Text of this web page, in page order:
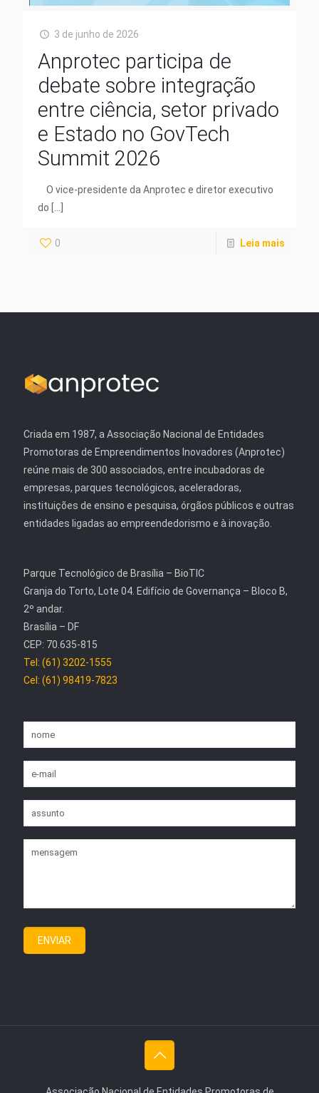
3 de junho de 2026
Anprotec participa de
debate sobre integração
entre ciência, setor privado
e Estado no GovTech
Summit 2026
O vice-presidente da Anprotec e diretor executivo
do
0 Leia mais
Criada em 1987, a Associação Nacional de Entidades
Promotoras de Empreendimentos Inovadores (Anprotec)
reúne mais de 300 associados, entre incubadoras de
empresas, parques tecnológicos, aceleradoras,
instituições de ensino e pesquisa, órgãos públicos e outras
entidades ligadas ao empreendedorismo e à inovação.
Parque Tecnológico de Brasília – BioTIC
Granja do Torto, Lote 04. Edifício de Governança – Bloco B,
2º andar.
Brasília – DF
CEP: 70.635-815
Tel: (61) 3202-1555
Cel: (61) 98419-7823